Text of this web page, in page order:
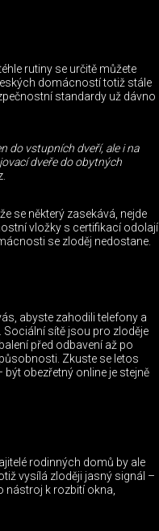
rutiny se určitě můžete
domácností totiž stále
standardy už dávno
do vstupních dveří, ale i na
dveře do obytných
se některý zasekává, nejde
vložky s certifikací odolají
se zloděj nedostane.
abyste zahodili telefony a
Sociální sítě jsou pro zloděje
před odbavení až po
Zkuste se letos
obezřetný online je stejně
rodinných domů by ale
vysílá zloději jasný signál –
nástroj k rozbití okna,